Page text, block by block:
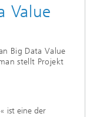
Value
Big Data Value
stellt Projekt
ist eine der